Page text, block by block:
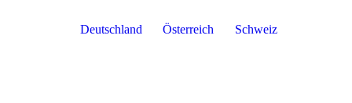
Deutschland Österreich Schweiz